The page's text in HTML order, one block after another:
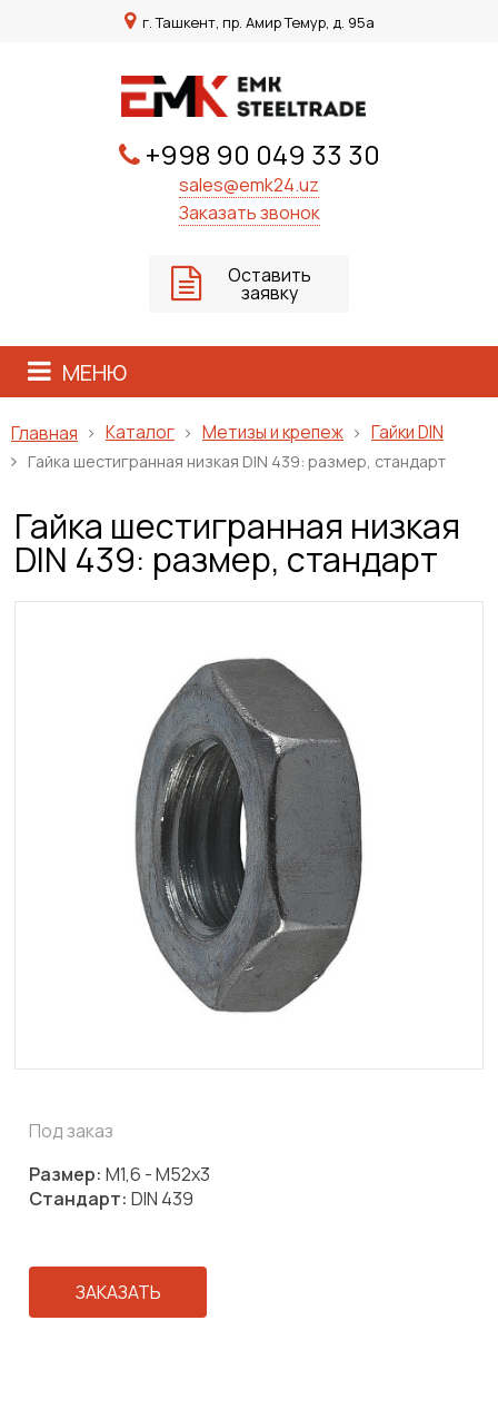
г. Ташкент, пр. Амир Темур, д. 95а
+998 90 049 33 30
sales@emk24.uz
Заказать звонок
Оставить
заявку
МЕНЮ
Главная Каталог Метизы и крепеж Гайки DIN
Гайка шестигранная низкая DIN 439: размер, стандарт
Гайка шестигранная низкая
DIN 439: размер, стандарт
Под заказ
Размер: М1,6 - М52х3
Стандарт: DIN 439
ЗАКАЗАТЬ